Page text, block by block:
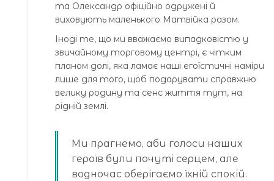
та Олександр офіційно одружені й
виховують маленького Матвійка разом.
Іноді те, що ми вважаємо випадковістю у
звичайному торговому центрі, є чітким
планом долі, яка ламає наші егоїстичні наміри
лише для того, щоб подарувати справжню
велику родину та сенс життя тут, на
рідній землі.
Ми прагнемо, аби голоси наших
героїв були почуті серцем, але
водночас оберігаємо їхній спокій.